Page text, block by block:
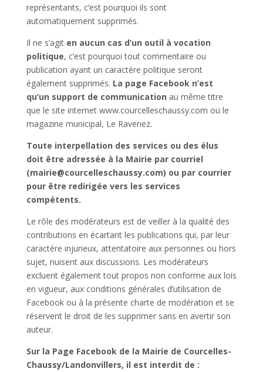
représentants, c’est pourquoi ils sont
automatiquement supprimés.
Il ne s’agit en aucun cas d’un outil à vocation
politique, c’est pourquoi tout commentaire ou
publication ayant un caractère politique seront
également supprimés. La page Facebook n’est
qu’un support de communication au même titre
que le site internet www.courcelleschaussy.com ou le
magazine municipal, Le Ravenez.
Toute interpellation des services ou des élus
doit être adressée à la Mairie par courriel
(mairie@courcelleschaussy.com) ou par courrier
pour être redirigée vers les services
compétents.
Le rôle des modérateurs est de veiller à la qualité des
contributions en écartant les publications qui, par leur
caractère injurieux, attentatoire aux personnes ou hors
sujet, nuisent aux discussions. Les modérateurs
excluent également tout propos non conforme aux lois
en vigueur, aux conditions générales d’utilisation de
Facebook ou à la présente charte de modération et se
réservent le droit de les supprimer sans en avertir son
auteur.
Sur la Page Facebook de la Mairie de Courcelles-
Chaussy/Landonvillers, il est interdit de :